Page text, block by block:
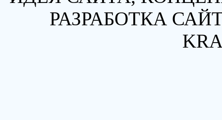
РАЗРАБОТКА